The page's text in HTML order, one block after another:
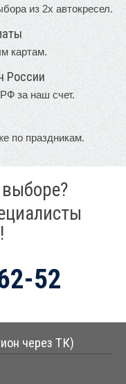
из 2х автокресел.
картам.
России
за наш счет.
по праздникам.
52
через ТК)